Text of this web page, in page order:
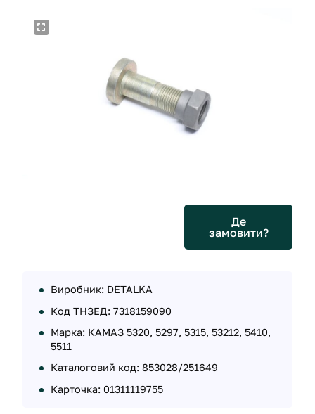
Де
замовити?
Виробник: DETALKA
Код ТНЗЕД: 7318159090
Марка: КАМАЗ 5320, 5297, 5315, 53212, 5410,
5511
Каталоговий код: 853028/251649
Карточка: 01311119755